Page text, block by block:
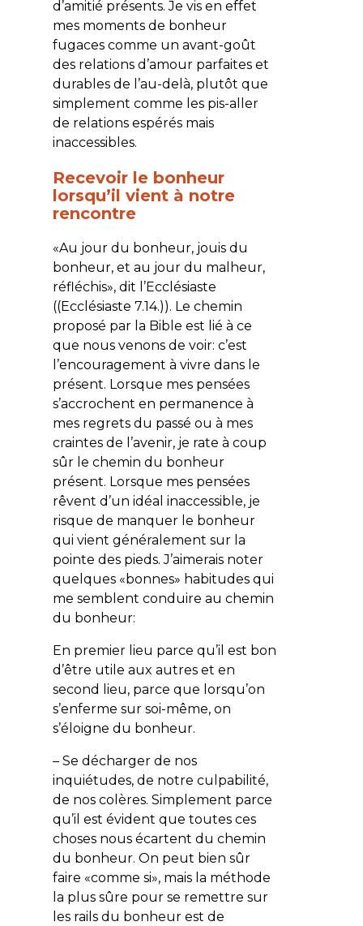
d’amitié présents. Je vis en effet
mes moments de bonheur
fugaces comme un avant-goût
des relations d’amour parfaites et
durables de l’au-delà, plutôt que
simplement comme les pis-aller
de relations espérés mais
inaccessibles.
Recevoir le bonheur
lorsqu’il vient à notre
rencontre
«Au jour du bonheur, jouis du
bonheur, et au jour du malheur,
réfléchis», dit l’Ecclésiaste
((Ecclésiaste 7.14.)). Le chemin
proposé par la Bible est lié à ce
que nous venons de voir: c’est
l’encouragement à vivre dans le
présent. Lorsque mes pensées
s’accrochent en permanence à
mes regrets du passé ou à mes
craintes de l’avenir, je rate à coup
sûr le chemin du bonheur
présent. Lorsque mes pensées
rêvent d’un idéal inaccessible, je
risque de manquer le bonheur
qui vient généralement sur la
pointe des pieds. J’aimerais noter
quelques «bonnes» habitudes qui
me semblent conduire au chemin
du bonheur:
En premier lieu parce qu’il est bon
d’être utile aux autres et en
second lieu, parce que lorsqu’on
s’enferme sur soi-même, on
s’éloigne du bonheur.
– Se décharger de nos
inquiétudes, de notre culpabilité,
de nos colères. Simplement parce
qu’il est évident que toutes ces
choses nous écartent du chemin
du bonheur. On peut bien sûr
faire «comme si», mais la méthode
la plus sûre pour se remettre sur
les rails du bonheur est de